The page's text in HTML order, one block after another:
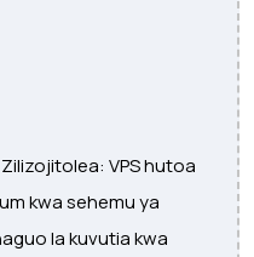
VPS hutoa
kwa sehemu ya
la kuvutia kwa